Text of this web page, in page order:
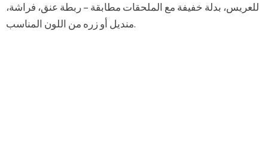
للعريس، بدلة خفيفة مع الملحقات مطابقة – ربطة عنق، فراشة،
منديل أو زره من اللون المناسب.